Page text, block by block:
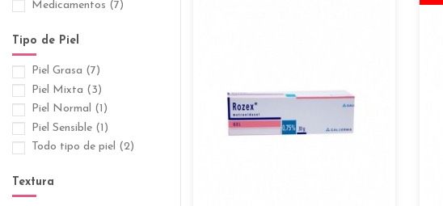
Medicamentos (7)
Tipo de Piel
Piel Grasa (7)
Piel Mixta (3)
Piel Normal (1)
Piel Sensible (1)
Todo tipo de piel (2)
Textura